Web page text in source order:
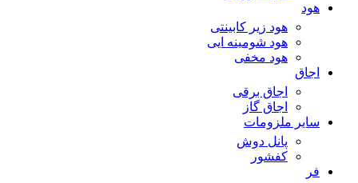
هود
هود زیر كابینتی
هود شومینه ایی
هود مخفى
اجاق
اجاق برقى
اجاق گاز
سایر ملزومات
پانل دوش
کفشور
فر